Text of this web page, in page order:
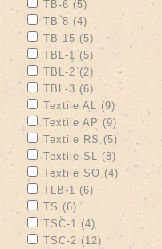
Apply TB-6 filter
TB-6 (5) Apply TB-6
Apply TB-8 filter
TB-8 (4) Apply TB-8
Apply TB-15 filter
TB-15 (5) Apply TB-15
Apply TBL-1 filter
TBL-1 (5)
Apply TBL-2 filter
TBL-2 (2) Apply TBL-2
Apply TBL-3 filter
TBL-3 (6) Apply TBL-3
Apply Textile AL filter
Textile AL (9)
Apply Textile AP filter
Textile AP (9)
Apply Textile RS filter
Textile RS (5) Apply
Apply Textile SL filter
Textile SL (8) Apply
Apply Textile SO filter
Textile SO (4) Apply
Apply TLB-1 filter
TLB-1 (6)
Apply TS filter
TS (6) Apply TS filter
Apply TSC-1 filter
TSC-1 (4) Apply TSC-
Apply TSC-2 filter
TSC-2 (12) Apply